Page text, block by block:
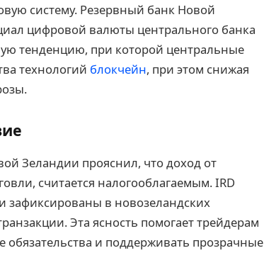
систему. Резервный банк Новой
цифровой валюты центрального банка
тенденцию, при которой центральные
технологий блокчейн, при этом снижая
Зеландии прояснил, что доход от
считается налогооблагаемым. IRD
зафиксированы в новозеландских
Эта ясность помогает трейдерам
и поддерживать прозрачные